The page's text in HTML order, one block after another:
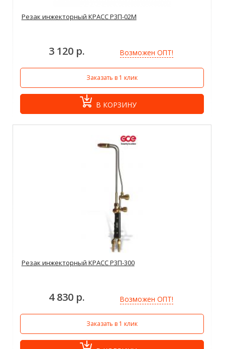
Резак инжекторный КРАСС Р3П-02М
3 120 р. Возможен ОПТ!
Заказать в 1 клик
В КОРЗИНУ
Резак инжекторный КРАСС Р3П-300
4 830 р. Возможен ОПТ!
Заказать в 1 клик